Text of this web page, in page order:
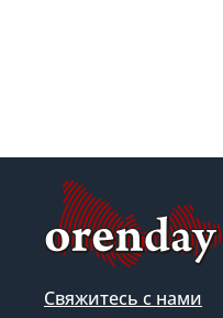
Свяжитесь с нами